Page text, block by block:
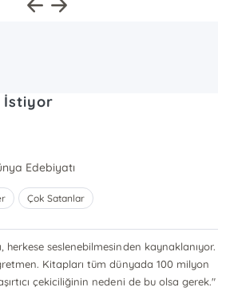
İstiyor
Edebiyatı
Çok Satanlar
herkese seslenebilmesinden kaynaklanıyor.
Kitapları tüm dünyada 100 milyon
çekiciliğinin nedeni de bu olsa gerek."